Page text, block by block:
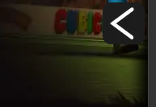
gepflegt und erweitert
und neue
Du in diesem Fußball-
schafft es mit etwas
Deiner Mannschaft